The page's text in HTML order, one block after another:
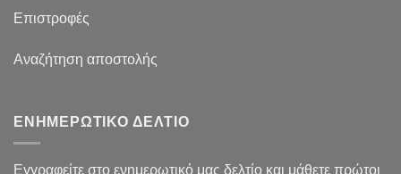
Επιστροφές
Αναζήτηση αποστολής
ΕΝΗΜΕΡΩΤΙΚΟ ΔΕΛΤΙΟ
Εγγραφείτε στο ενημερωτικό μας δελτίο και μάθετε πρώτοι